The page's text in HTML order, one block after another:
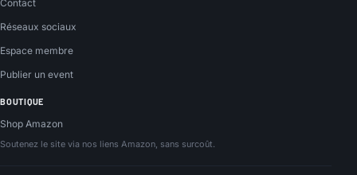
Contact
Réseaux sociaux
Espace membre
Publier un event
BOUTIQUE
Shop Amazon
Soutenez le site via nos liens Amazon, sans surcoût.